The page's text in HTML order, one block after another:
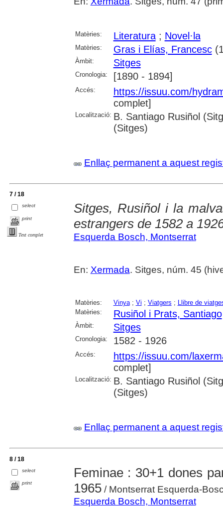
Matèries: Literatura; Novel·la
Matèries: Gras i Elías, Francesc
Àmbit: Sitges
Cronologia: [1890 - 1894]
Accés:
https://issuu.com/
complet]
Localització: B. Santiago Rusiñol
(Sitges)
Enllaç permanent a aquest
7 / 18
select
print
Text complet
Sitges, Rusiñol i la
estrangers de 1582 a
Esquerda Bosch, Montserrat
En: Xermada. Sitges, núm. 45
Matèries: Vinya; Vi ; Viatgers ; Llibre de
Matèries:
Rusiñol i Prats, Santiago
Àmbit: Sitges
Cronologia: 1582 - 1926
Accés:
https://issuu.com/
complet]
Localització: B. Santiago Rusiñol
(Sitges)
Enllaç permanent a aquest
8 / 18
select
print
Feminae : 30+1 dones
1965/ Montserrat Esquerda-
Esquerda Bosch, Montserrat